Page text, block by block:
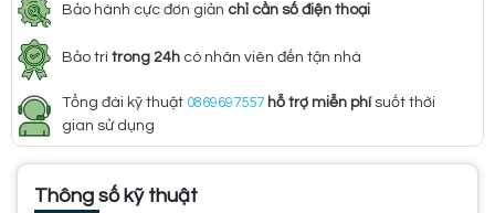
Bảo hành cực đơn giản chỉ cần số điện thoại
Bảo trì trong 24h có nhân viên đến tận nhà
Tổng đài kỹ thuật 0869697557 hỗ trợ miễn phísuốt thời
gian sử dụng
Thông số kỹ thuật